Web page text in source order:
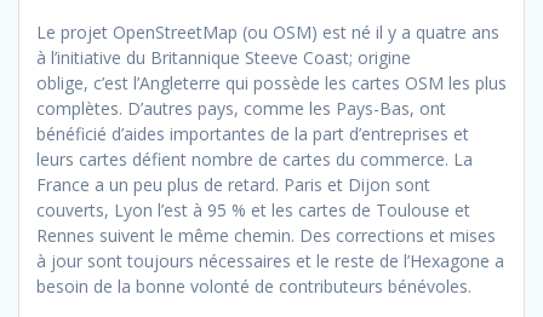
Le projet OpenStreetMap (ou OSM) est né il y a quatre ans
à l’initiative du Britannique Steeve Coast; origine
oblige, c’est l’Angleterre qui possède les cartes OSM les plus
complètes. D’autres pays, comme les Pays-Bas, ont
bénéficié d’aides importantes de la part d’entreprises et
leurs cartes défient nombre de cartes du commerce. La
France a un peu plus de retard. Paris et Dijon sont
couverts, Lyon l’est à 95 % et les cartes de Toulouse et
Rennes suivent le même chemin. Des corrections et mises
à jour sont toujours nécessaires et le reste de l’Hexagone a
besoin de la bonne volonté de contributeurs bénévoles.